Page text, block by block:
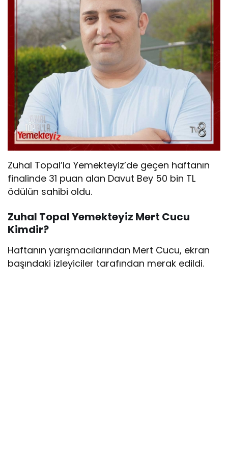
Zuhal Topal’la Yemekteyiz’de geçen haftanın
finalinde 31 puan alan Davut Bey 50 bin TL
ödülün sahibi oldu.
Zuhal Topal Yemekteyiz Mert Cucu
Kimdir?
Haftanın yarışmacılarından Mert Cucu, ekran
başındaki izleyiciler tarafından merak edildi.